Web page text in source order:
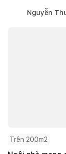
Nguyễn
Trên 200m2